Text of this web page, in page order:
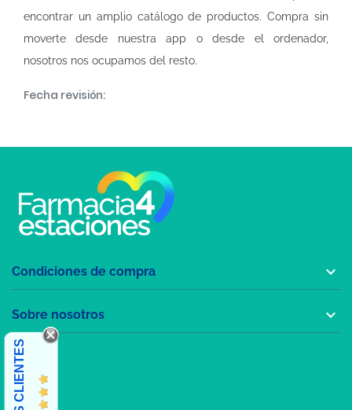
encontrar un amplio catálogo de productos. Compra sin
moverte desde nuestra app o desde el ordenador,
nosotros nos ocupamos del resto.
Fecha revisión:
Condiciones de compra 
Sobre nosotros 